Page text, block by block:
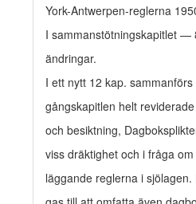
York-Antwerpen-reglerna
I sammanstötningskapitlet
ändringar.
I ett nytt 12 kap.
gångskapitlen helt
och besiktning,
viss dräktighet och i fråga
läggande reglerna i